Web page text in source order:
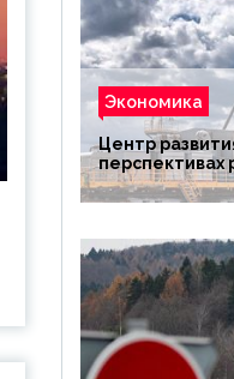
Экономика
Центр
перспективах